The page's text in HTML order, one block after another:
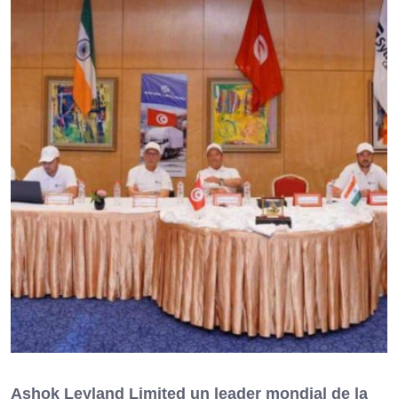
Ashok Leyland Limited un leader mondial de la